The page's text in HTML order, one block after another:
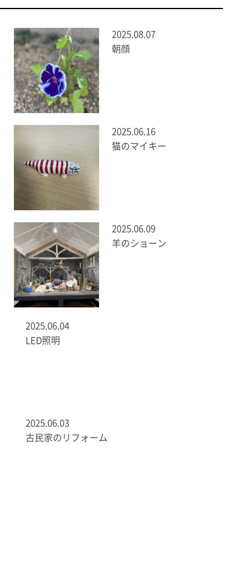
2025.08.07
朝顔
2025.06.16
猫のマイキー
2025.06.09
羊のショーン
2025.06.04
LED照明
2025.06.03
古民家のリフォーム